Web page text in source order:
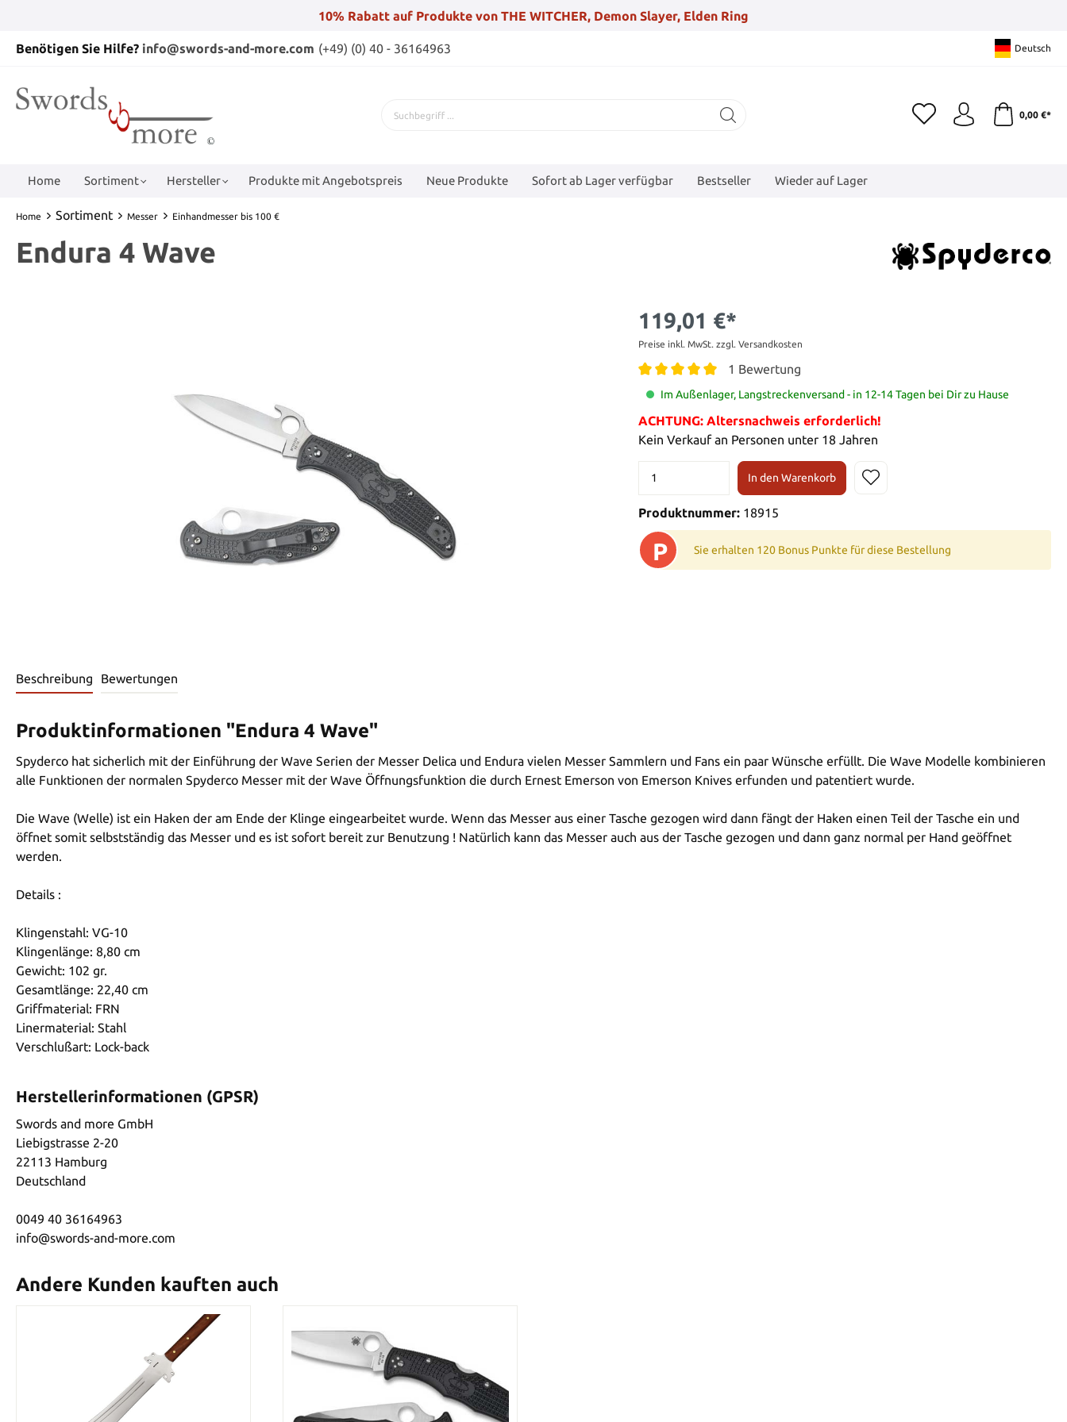
10% Rabatt auf Produkte von THE WITCHER, Demon Slayer, Elden Ring
Benötigen Sie Hilfe? info@swords-and-more.com (+49) (0) 40 - 36164963 Deutsch
0,00 €*
Home Sortiment Hersteller Produkte mit Angebotspreis Neue Produkte Sofort ab Lager verfügbar Bestseller Wieder auf Lager
Home Sortiment Messer Einhandmesser bis 100 €
Endura 4 Wave
119,01 €*
Preise inkl. MwSt. zzgl. Versandkosten
1 Bewertung
Im Außenlager, Langstreckenversand - in 12-14 Tagen bei Dir zu Hause
ACHTUNG: Altersnachweis erforderlich!
Kein Verkauf an Personen unter 18 Jahren
In den Warenkorb
Produktnummer: 18915
P Sie erhalten 120 Bonus Punkte für diese Bestellung
Beschreibung Bewertungen
Produktinformationen "Endura 4 Wave"
Spyderco hat sicherlich mit der Einführung der Wave Serien der Messer Delica und Endura vielen Messer Sammlern und Fans ein paar Wünsche erfüllt. Die Wave Modelle kombinieren
alle Funktionen der normalen Spyderco Messer mit der Wave Öffnungsfunktion die durch Ernest Emerson von Emerson Knives erfunden und patentiert wurde.
Die Wave (Welle) ist ein Haken der am Ende der Klinge eingearbeitet wurde. Wenn das Messer aus einer Tasche gezogen wird dann fängt der Haken einen Teil der Tasche ein und
öffnet somit selbstständig das Messer und es ist sofort bereit zur Benutzung ! Natürlich kann das Messer auch aus der Tasche gezogen und dann ganz normal per Hand geöffnet
werden.
Details :
Klingenstahl: VG-10
Klingenlänge: 8,80 cm
Gewicht: 102 gr.
Gesamtlänge: 22,40 cm
Griffmaterial: FRN
Linermaterial: Stahl
Verschlußart: Lock-back
Herstellerinformationen (GPSR)
Swords and more GmbH
Liebigstrasse 2-20
22113 Hamburg
Deutschland
0049 40 36164963
info@swords-and-more.com
Andere Kunden kauften auch